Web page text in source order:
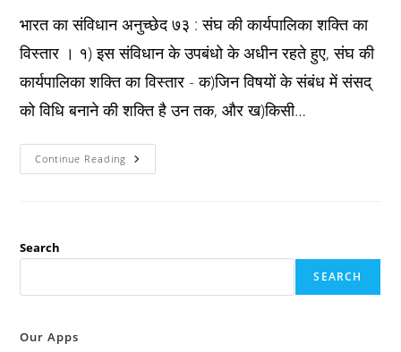
भारत का संविधान अनुच्छेद ७३ : संघ की कार्यपालिका शक्ति का
विस्तार । १) इस संविधान के उपबंधो के अधीन रहते हुए, संघ की
कार्यपालिका शक्ति का विस्तार - क)जिन विषयों के संबंध में संसद्
को विधि बनाने की शक्ति है उन तक, और ख)किसी…
Continue Reading Constitution
अनुच्छेद
का
Search
SEARCH
Our Apps